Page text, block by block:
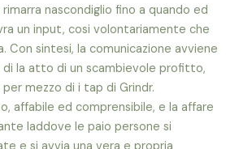
nascondiglio fino a quando ed
un input, cosi volontariamente che
Con sintesi, la comunicazione avviene
la atto di un scambievole profitto,
mezzo di i tap di Grindr.
affabile ed comprensibile, e la affare
laddove le paio persone si